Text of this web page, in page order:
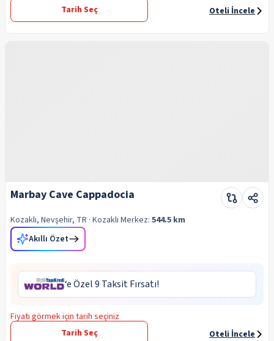
Tarih Seç
Oteli İncele
Marbay Cave Cappadocia
Kozaklı, Nevşehir, TR · Kozaklı Merkez: 544.5 km
Akıllı Özet
‘e Özel 9 Taksit Fırsatı!
Fiyatı görmek için tarih seçiniz
Tarih Seç
Oteli İncele